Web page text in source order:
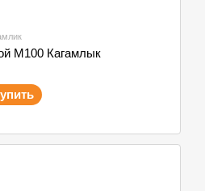
М100 Кагамлык